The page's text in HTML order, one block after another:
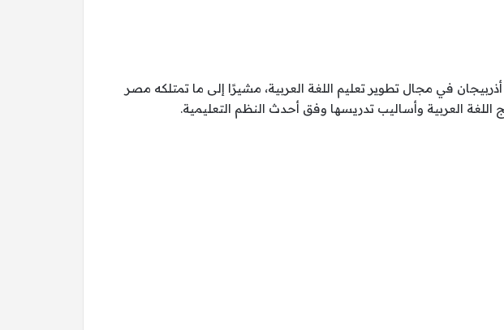
في مجال تطوير تعليم اللغة العربية، مشيرًا إلى ما تمتلكه مصر
العربية وأساليب تدريسها وفق أحدث النظم التعليمية.